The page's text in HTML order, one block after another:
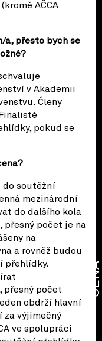
AČCA
a, přesto bych se
v Akademii
Členy
pokud se
do soutěžní
mezinárodní
do dalšího kola
přesný počet je na
na
a rovněž budou
přehlídky.
přesný počet
obdrží hlavní
za výjimečný
ve spolupráci
CENA